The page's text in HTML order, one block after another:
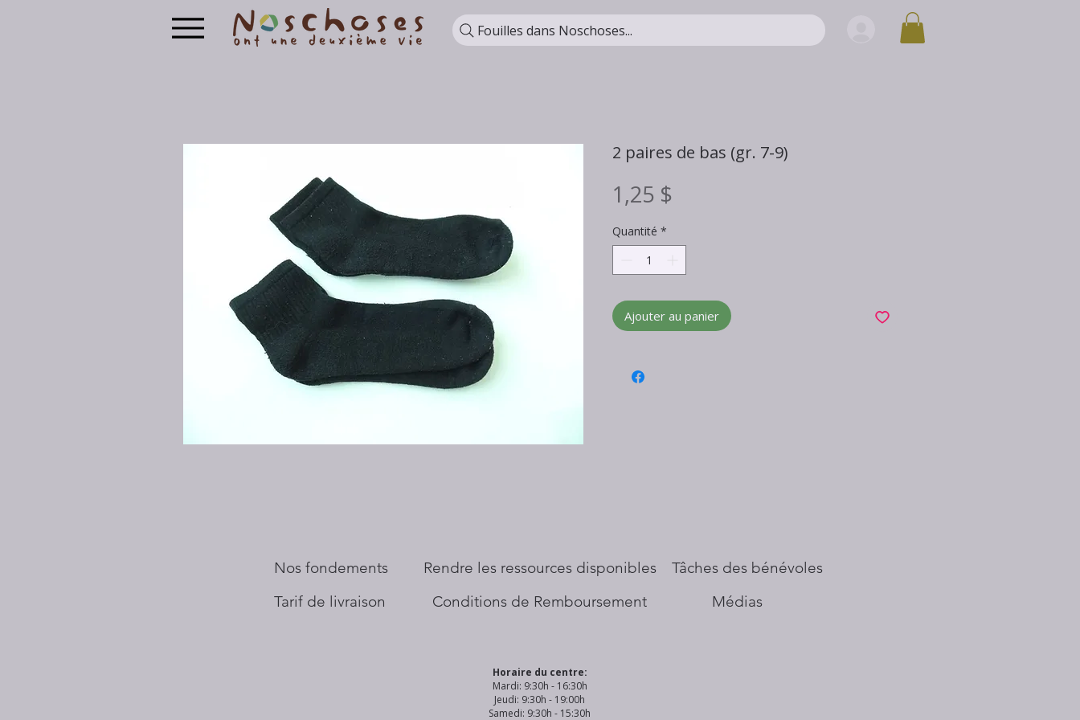
Fouilles dans Noschoses...
2 paires de bas (gr. 7-9)
1,25 $
Quantité *
Ajouter au panier
Nos fondements
Tarif de livraison
​Rendre les ressources disponibles
Conditions de Remboursement
Tâches des bénévoles
Médias
Horaire du centre:
Mardi: 9:30h - 16:30h
Jeudi: 9:30h - 19:00h
Samedi: 9:30h - 15:30h